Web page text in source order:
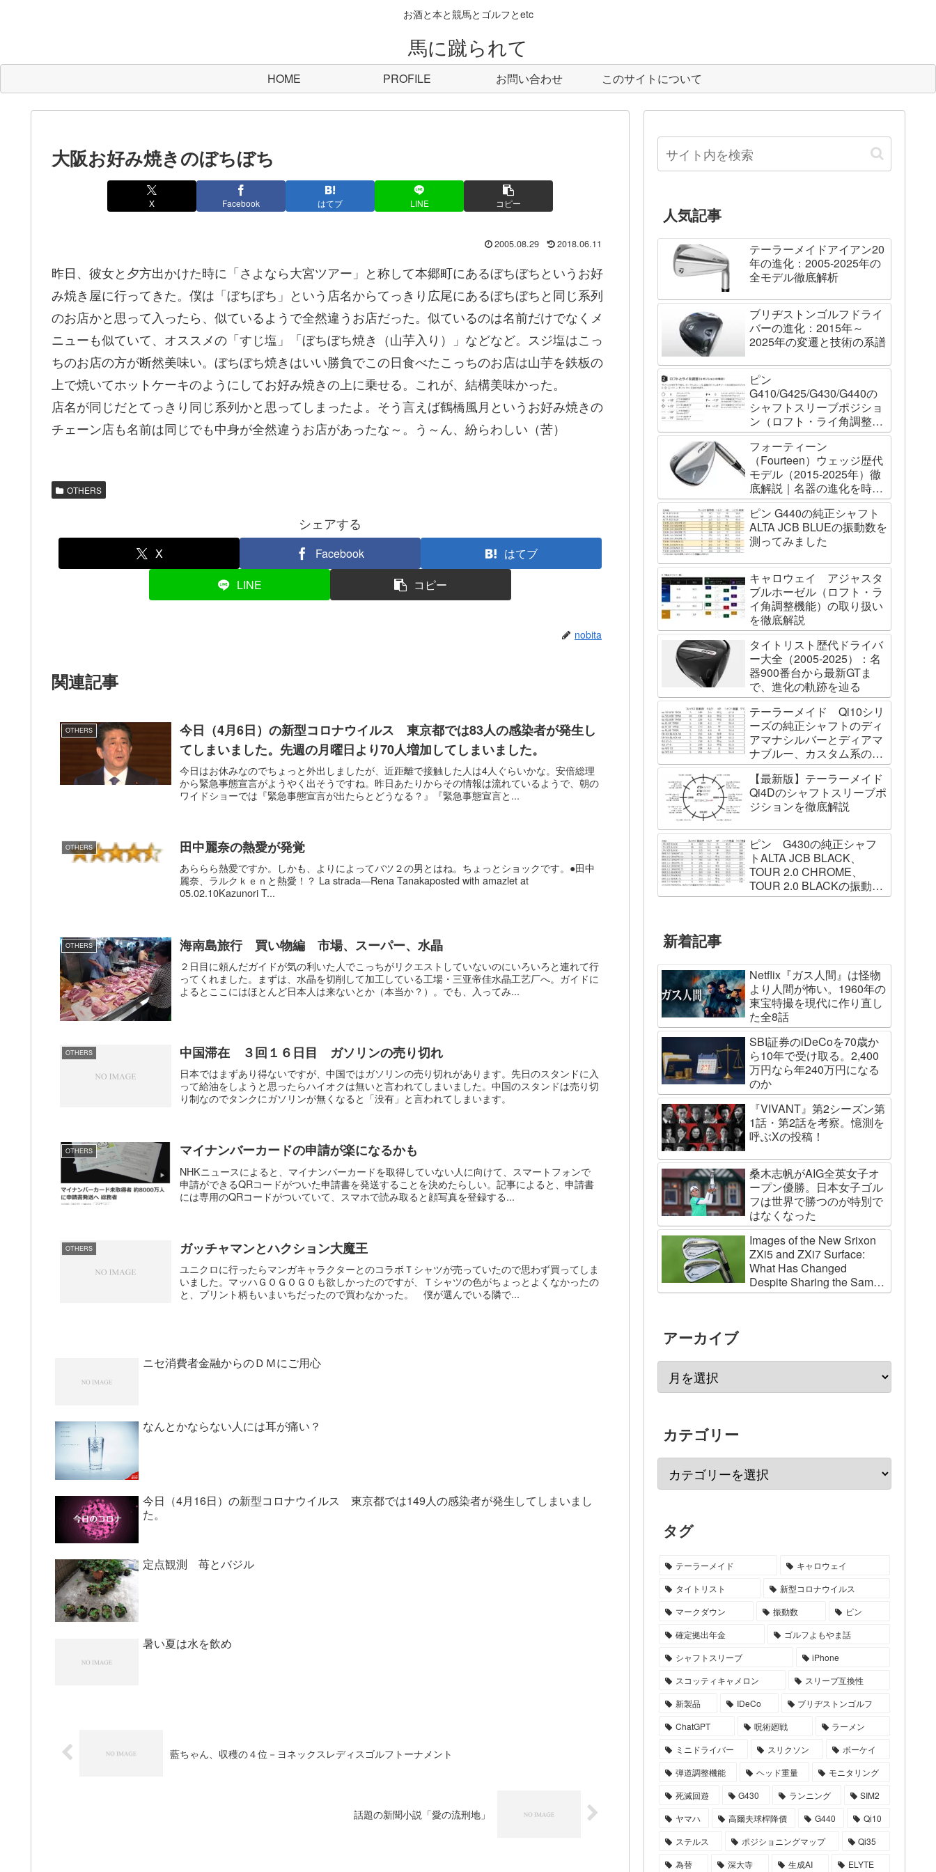
お酒と本と競馬とゴルフとetc
馬に蹴られて
HOME PROFILE お問い合わせ このサイトについて
大阪お好み焼きのぼちぼち
X Facebook はてブ LINE コピー
2005.08.29 2018.06.11
昨日、彼女と夕方出かけた時に「さよなら大宮ツアー」と称して本郷町にあるぼちぼちというお好
み焼き屋に行ってきた。僕は「ぼちぼち」という店名からてっきり広尾にあるぼちぼちと同じ系列
のお店かと思って入ったら、似ているようで全然違うお店だった。似ているのは名前だけでなくメ
ニューも似ていて、オススメの「すじ塩」「ぼちぼち焼き（山芋入り）」などなど。スジ塩はこっ
ちのお店の方が断然美味い。ぼちぼち焼きはいい勝負でこの日食べたこっちのお店は山芋を鉄板の
上で焼いてホットケーキのようにしてお好み焼きの上に乗せる。これが、結構美味かった。
店名が同じだとてっきり同じ系列かと思ってしまったよ。そう言えば鶴橋風月というお好み焼きの
チェーン店も名前は同じでも中身が全然違うお店があったな～。う～ん、紛らわしい（苦）
OTHERS
シェアする
X Facebook
はてブ
LINE
コピー
nobita
関連記事
OTHERS
今日（4月6日）の新型コロナウイルス 東京都では83人の感染者が発生し
てしまいました。先週の月曜日より70人増加してしまいました。
今日はお休みなのでちょっと外出しましたが、近距離で接触した人は4人ぐらいかな。安倍総理
から緊急事態宣言がようやく出そうですね。昨日あたりからその情報は流れているようで、朝の
ワイドショーでは『緊急事態宣言が出たらとどうなる？』『緊急事態宣言と...
OTHERS 田中麗奈の熱愛が発覚
あららら熱愛ですか。しかも、よりによってバツ２の男とはね。ちょっとショックです。●田中
麗奈、ラルクｋｅｎと熱愛！？ La strada―Rena Tanakaposted with amazlet at
05.02.10Kazunori T...
OTHERS 海南島旅行 買い物編 市場、スーパー、水晶
２日目に頼んだガイドが気の利いた人でこっちがリクエストしていないのにいろいろと連れて行
ってくれました。まずは、水晶を切削して加工している工場・三亚帝佳水晶工艺厂へ。ガイドに
よるとここにはほとんど日本人は来ないとか（本当か？）。でも、入ってみ...
OTHERS 中国滞在 ３回１６日目 ガソリンの売り切れ
日本ではまずあり得ないですが、中国ではガソリンの売り切れがあります。先日のスタンドに入
って給油をしようと思ったらハイオクは無いと言われてしまいました。中国のスタンドは売り切
り制なのでタンクにガソリンが無くなると「没有」と言われてしまいます。
OTHERS マイナンバーカードの申請が楽になるかも
NHKニュースによると、マイナンバーカードを取得していない人に向けて、スマートフォンで
申請ができるQRコードがついた申請書を発送することを決めたらしい。記事によると、申請書
には専用のQRコードがついていて、スマホで読み取ると顔写真を登録する...
OTHERS ガッチャマンとハクション大魔王
ユニクロに行ったらマンガキャラクターとのコラボＴシャツが売っていたので思わず買ってしま
いました。マッハＧＯＧＯＧＯも欲しかったのですが、Ｔシャツの色がちょっとよくなかったの
と、プリント柄もいまいちだったので買わなかった。 僕が選んでいる隣で...
ニセ消費者金融からのＤＭにご用心
なんとかならない人には耳が痛い？
今日（4月16日）の新型コロナウイルス 東京都では149人の感染者が発生してしまいまし
た。
定点観測 苺とバジル
暑い夏は水を飲め
藍ちゃん、収穫の４位－ヨネックスレディスゴルフトーナメント
話題の新聞小説「愛の流刑地」
人気記事
テーラーメイドアイアン20
年の進化：2005-2025年の
全モデル徹底解析
ブリヂストンゴルフドライ
バーの進化：2015年～
2025年の変遷と技術の系譜
ピン
G410/G425/G430/G440の
シャフトスリーブポジショ
ン（ロフト・ライ角調整機
能）について
フォーティーン
（Fourteen）ウェッジ歴代
モデル（2015-2025年）徹
底解説｜名器の進化を時系
列で辿る
ピン G440の純正シャフト
ALTA JCB BLUEの振動数を
測ってみました
キャロウェイ アジャスタ
ブルホーゼル（ロフト・ラ
イ角調整機能）の取り扱い
を徹底解説
タイトリスト歴代ドライバ
ー大全（2005-2025）：名
器900番台から最新GTま
で、進化の軌跡を辿る
テーラーメイド Qi10シリ
ーズの純正シャフトのディ
アマナシルバーとディアマ
ナブルー、カスタム系の
SPEEDER NK BLACK、
TOUR AD VF、Diamana
WBの振動数を測ってみた
【最新版】テーラーメイド
Qi4Dのシャフトスリーブポ
ジションを徹底解説
ピン G430の純正シャフ
トALTA JCB BLACK、
TOUR 2.0 CHROME、
TOUR 2.0 BLACKの振動数
を測ってみました
新着記事
Netflix『ガス人間』は怪物
より人間が怖い。1960年の
東宝特撮を現代に作り直し
た全8話
SBI証券のiDeCoを70歳か
ら10年で受け取る。2,400
万円なら年240万円になる
のか
『VIVANT』第2シーズン第
1話・第2話を考察。憶測を
呼ぶXの投稿！
桑木志帆がAIG全英女子オ
ープン優勝。日本女子ゴル
フは世界で勝つのが特別で
はなくなった
Images of the New Srixon
ZXi5 and ZXi7 Surface:
What Has Changed
Despite Sharing the Same
Names as the 2024
アーカイブ
カテゴリー
タグ
テーラーメイド
キャロウェイ
タイトリスト
新型コロナウイルス
マークダウン
振動数
ピン
確定拠出年金
ゴルフよもやま話
シャフトスリーブ
iPhone
スコッティキャメロン
スリーブ互換性
新製品
IDeCo
ブリヂストンゴルフ
ChatGPT
呪術廻戦
ラーメン
ミニドライバー
スリクソン
ボーケイ
弾道調整機能
ヘッド重量
モニタリング
死滅回遊
G430 ランニング
SIM2
ヤマハ
高爾夫球桿降價 G440
Qi10
ステルス
ポジショニングマップ
Qi35
為替
深大寺 生成AI
ELYTE